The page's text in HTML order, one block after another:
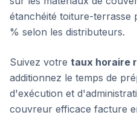
étanchéité toiture-terrasse
% selon les distributeurs.
Suivez votre taux horaire
additionnez le temps de
d'exécution et
couvreur efficace facture